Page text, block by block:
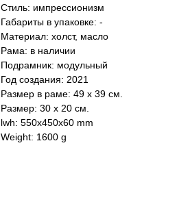
Стиль: импрессионизм
Габариты в упаковке: -
Материал: холст, масло
Рама: в наличии
Подрамник: модульный
Год создания: 2021
Размер в раме: 49 х 39 см.
Размер: 30 x 20 см.
lwh: 550x450x60 mm
Weight: 1600 g